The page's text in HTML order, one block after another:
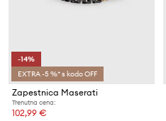
-14%
EXTRA -5 %* s kodo OFF
Zapestnica Maserati
Trenutna cena:
102,99 €